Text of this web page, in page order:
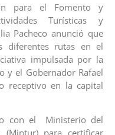
para el Fomento y
Turísticas y
Pacheco anunció que
diferentes rutas en el
impulsada por la
y el Gobernador Rafael
receptivo en la capital
con el Ministerio del